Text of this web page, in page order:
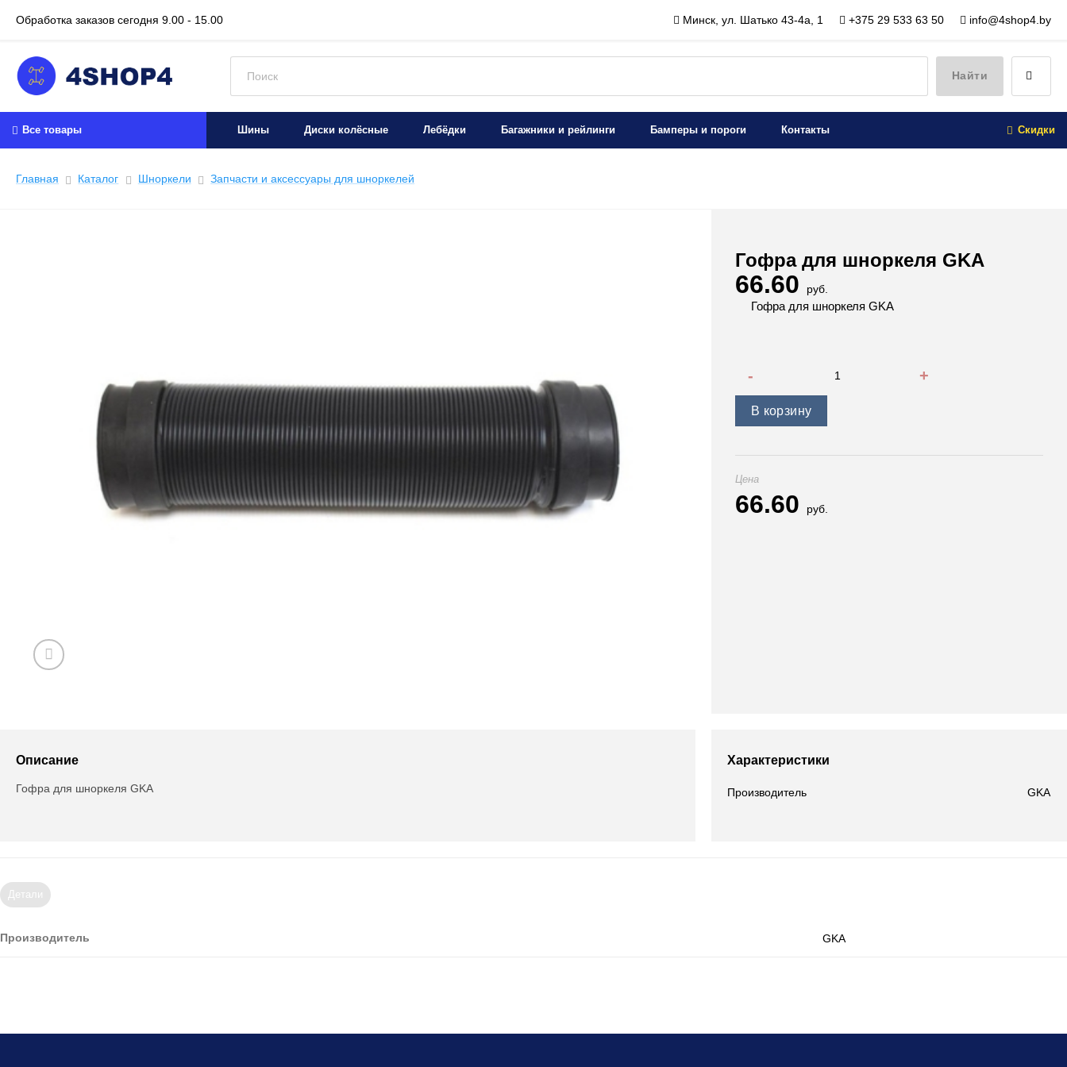
Обработка заказов сегодня 9.00 - 15.00 Минск, ул. Шатько 43-4а, 1 +375 29 533 63 50 info@4shop4.by
Найти
Все товары Шины Диски колёсные Лебёдки Багажники и рейлинги Бамперы и пороги Контакты Скидки
Главная Каталог Шноркели Запчасти и аксессуары для шноркелей
Гофра для шноркеля GKA
66.60 руб.
Гофра для шноркеля GKA
В корзину
Цена
66.60 руб.
Описание
Гофра для шноркеля GKA
Характеристики
Производитель GKA
Детали
Производитель GKA